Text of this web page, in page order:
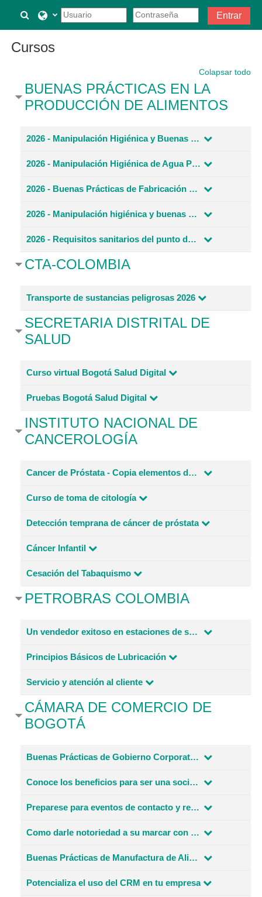
Selector de búsqueda de entrada Entrar
Cursos
Colapsar todo
BUENAS PRÁCTICAS EN LA
PRODUCCIÓN DE ALIMENTOS
2026 - Manipulación Higiénica y Buenas Prácticas de Manufactura de Alimentos
2026 - Manipulación Higiénica de Agua Potable tratada para consumo humano
2026 - Buenas Prácticas de Fabricación Empaques para Alimentos
2026 - Manipulación higiénica y buenas prácticas de manufactura de la Carne
2026 - Requisitos sanitarios del punto de venta en Vía Pública
CTA-COLOMBIA
Transporte de sustancias peligrosas 2026
SECRETARIA DISTRITAL DE
SALUD
Curso virtual Bogotá Salud Digital
Pruebas Bogotá Salud Digital
INSTITUTO NACIONAL DE
CANCEROLOGÍA
Cancer de Próstata - Copia elementos de desarrollo
Curso de toma de citología
Detección temprana de cáncer de próstata
Cáncer Infantil
Cesación del Tabaquismo
PETROBRAS COLOMBIA
Un vendedor exitoso en estaciones de servicio Petrobras
Principios Básicos de Lubricación
Servicio y atención al cliente
CÁMARA DE COMERCIO DE
BOGOTÁ
Buenas Prácticas de Gobierno Corporativo para Empresas Competitivas, Productivas
Conoce los beneficios para ser una sociedad BIC
Preparese para eventos de contacto y relacionamiento comercial
Como darle notoriedad a su marcar con el Branded Content
Buenas Prácticas de Manufactura de Alimentos
Potencializa el uso del CRM en tu empresa